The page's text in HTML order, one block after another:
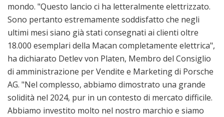
mondo. "Questo lancio ci ha letteralmente elettrizzato.
Sono pertanto estremamente soddisfatto che negli
ultimi mesi siano già stati consegnati ai clienti oltre
18.000 esemplari della Macan completamente elettrica",
ha dichiarato Detlev von Platen, Membro del Consiglio
di amministrazione per Vendite e Marketing di Porsche
AG. "Nel complesso, abbiamo dimostrato una grande
solidità nel 2024, pur in un contesto di mercato difficile.
Abbiamo investito molto nel nostro marchio e siamo